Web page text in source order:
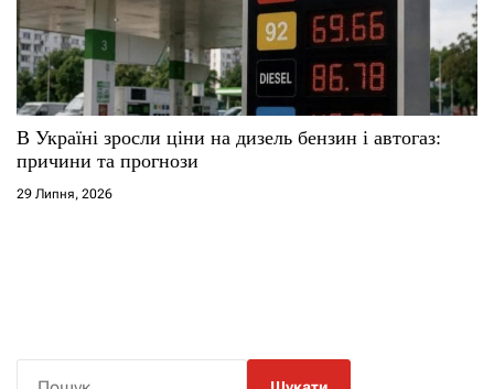
В Україні зросли ціни на дизель бензин і автогаз:
причини та прогнози
29 Липня, 2026